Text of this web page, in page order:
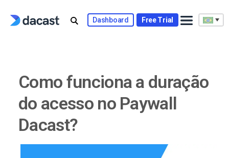
Dashboard Free Trial
Como funciona a duração
do acesso no Paywall
Dacast?